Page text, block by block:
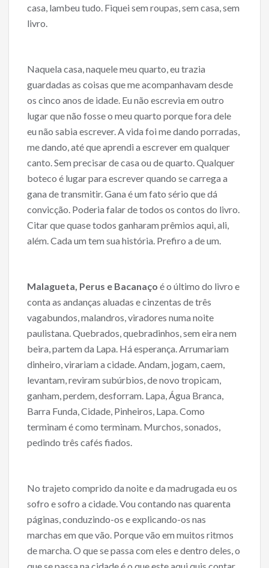
casa, lambeu tudo. Fiquei sem roupas, sem casa, sem
livro.
Naquela casa, naquele meu quarto, eu trazia
guardadas as coisas que me acompanhavam desde
os cinco anos de idade. Eu não escrevia em outro
lugar que não fosse o meu quarto porque fora dele
eu não sabia escrever. A vida foi me dando porradas,
me dando, até que aprendi a escrever em qualquer
canto. Sem precisar de casa ou de quarto. Qualquer
boteco é lugar para escrever quando se carrega a
gana de transmitir. Gana é um fato sério que dá
convicção. Poderia falar de todos os contos do livro.
Citar que quase todos ganharam prêmios aqui, ali,
além. Cada um tem sua história. Prefiro a de um.
Malagueta, Perus e Bacanaço é o último do livro e
conta as andanças aluadas e cinzentas de três
vagabundos, malandros, viradores numa noite
paulistana. Quebrados, quebradinhos, sem eira nem
beira, partem da Lapa. Há esperança. Arrumariam
dinheiro, virariam a cidade. Andam, jogam, caem,
levantam, reviram subúrbios, de novo tropicam,
ganham, perdem, desforram. Lapa, Água Branca,
Barra Funda, Cidade, Pinheiros, Lapa. Como
terminam é como terminam. Murchos, sonados,
pedindo três cafés fiados.
No trajeto comprido da noite e da madrugada eu os
sofro e sofro a cidade. Vou contando nas quarenta
páginas, conduzindo-os e explicando-os nas
marchas em que vão. Porque vão em muitos ritmos
de marcha. O que se passa com eles e dentro deles, o
que se passa na cidade é o que este aqui quis contar.